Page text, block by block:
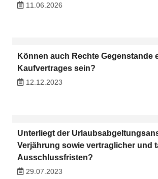
11.06.2026
Können auch Rechte Gegenstande
Kaufvertrages sein?
12.12.2023
Unterliegt der
Verjährung sowie vertraglicher und
Ausschlussfristen?
29.07.2023